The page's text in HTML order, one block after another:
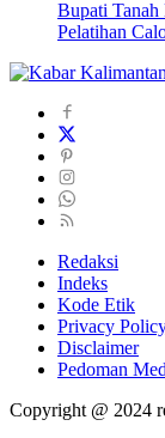
Bupati Tanah
Pelatihan
Redaksi
Indeks
Kode Etik
Privacy
Disclaimer
Pedoman
Copyright @ 2024